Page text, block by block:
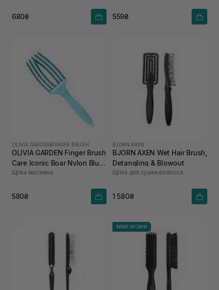
680₴ 559₴
OLIVIA GARDEN FINGER BRUSH
OLIVIA GARDEN Finger Brush
Care Iconic Boar Nylon Blue
Sky
Щітка масажна
580₴
BJORN AXEN
BJORN AXEN Wet Hair Brush,
Detangling & Blowout
Щітка для сушки волосся
1 580₴
ВИБІР ОКСАНИ